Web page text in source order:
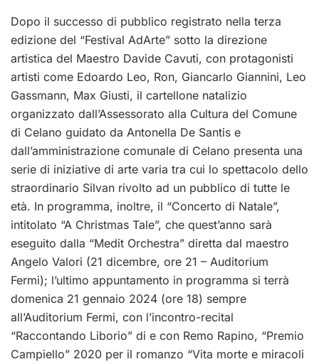
Dopo il successo di pubblico registrato nella terza
edizione del “Festival AdArte” sotto la direzione
artistica del Maestro Davide Cavuti, con protagonisti
artisti come Edoardo Leo, Ron, Giancarlo Giannini, Leo
Gassmann, Max Giusti, il cartellone natalizio
organizzato dall’Assessorato alla Cultura del Comune
di Celano guidato da Antonella De Santis e
dall’amministrazione comunale di Celano presenta una
serie di iniziative di arte varia tra cui lo spettacolo dello
straordinario Silvan rivolto ad un pubblico di tutte le
età. In programma, inoltre, il “Concerto di Natale”,
intitolato “A Christmas Tale”, che quest’anno sarà
eseguito dalla “Medit Orchestra” diretta dal maestro
Angelo Valori (21 dicembre, ore 21 – Auditorium
Fermi); l’ultimo appuntamento in programma si terrà
domenica 21 gennaio 2024 (ore 18) sempre
all’Auditorium Fermi, con l’incontro-recital
“Raccontando Liborio” di e con Remo Rapino, “Premio
Campiello” 2020 per il romanzo “Vita morte e miracoli